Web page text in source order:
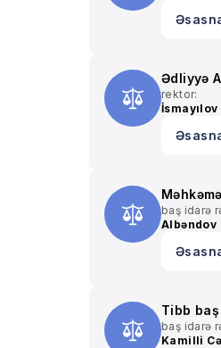
Ədliyyə
rektor:
İsmayılov
baş idarə
Albəndov
Tibb
baş idarə
Kamilli